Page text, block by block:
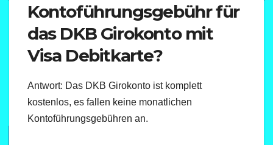
Kontoführungsgebühr für
das DKB Girokonto mit
Visa Debitkarte?
Antwort: Das DKB Girokonto ist komplett
kostenlos, es fallen keine monatlichen
Kontoführungsgebühren an.